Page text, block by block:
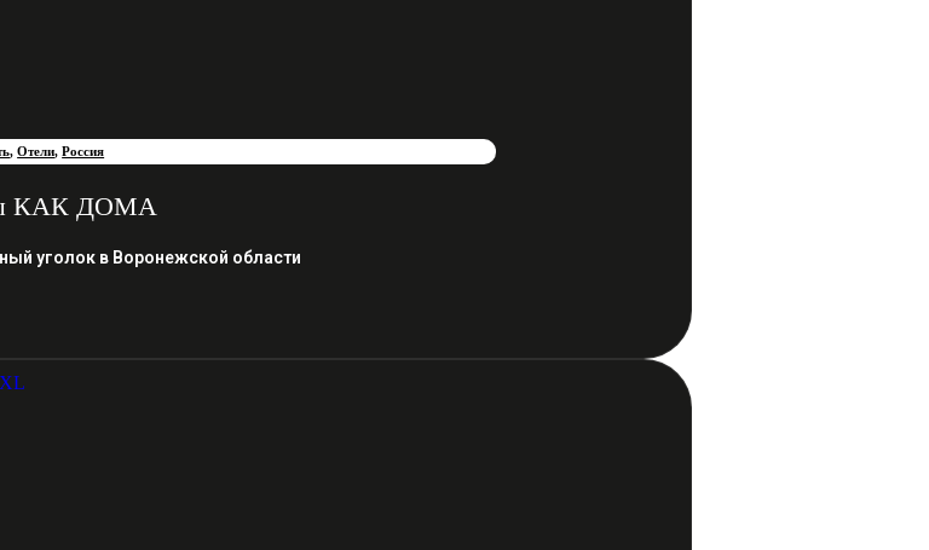
,Отели,Россия
КАК ДОМА
уголок в Воронежской области